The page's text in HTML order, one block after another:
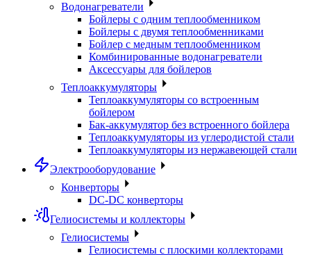
Водонагреватели
Бойлеры с одним теплообменником
Бойлеры с двумя теплообменниками
Бойлер с медным теплообменником
Комбинированные водонагреватели
Аксессуары для бойлеров
Теплоаккумуляторы
Теплоаккумуляторы со встроенным
бойлером
Бак-аккумулятор без встроенного бойлера
Теплоаккумуляторы из углеродистой стали
Теплоаккумуляторы из нержавеющей стали
Электрооборудование
Конверторы
DC-DC конверторы
Гелиосистемы и коллекторы
Гелиосистемы
Гелиосистемы с плоскими коллекторами